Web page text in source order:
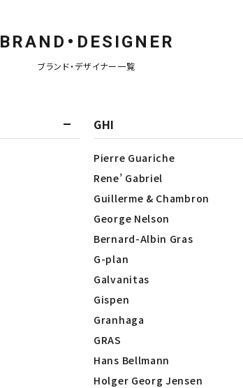
BRAND・DESIGNER
ブランド・デザイナー一覧
GHI
Pierre Guariche
Rene’ Gabriel
Guillerme & Chambron
George Nelson
Bernard-Albin Gras
G-plan
Galvanitas
Gispen
Granhaga
GRAS
Hans Bellmann
Holger Georg Jensen